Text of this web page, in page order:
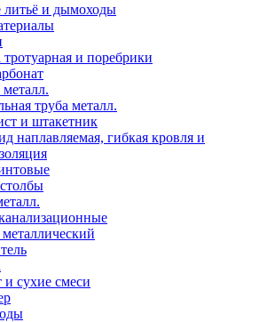
литьё и дымоходы
и поребрики
труба металл.
и штакетник
наплавляемая, гибкая кровля и
сухие смеси